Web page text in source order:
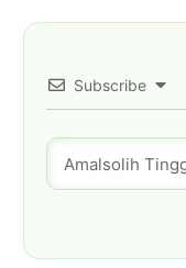
Subscribe